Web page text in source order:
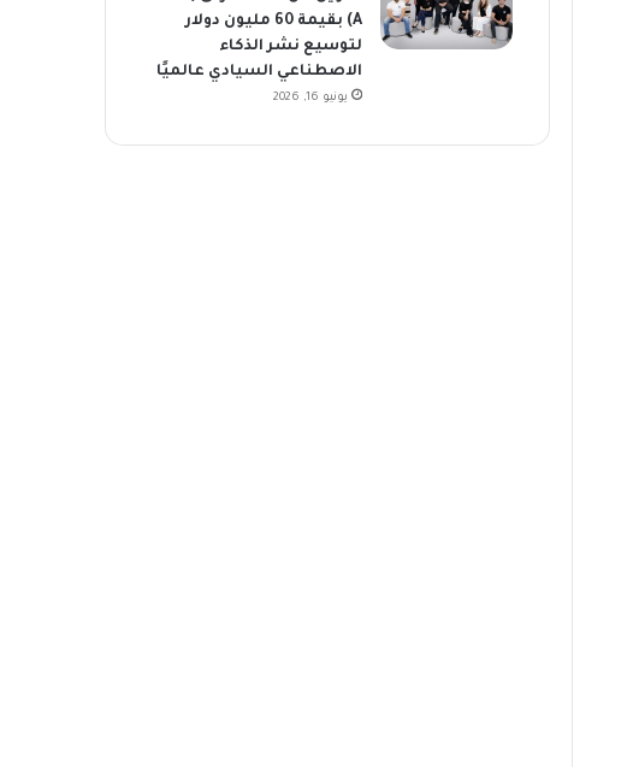
A) بقيمة 60 مليون دولار
لتوسيع نشر الذكاء
الاصطناعي السيادي عالميًا
يونيو 16, 2026